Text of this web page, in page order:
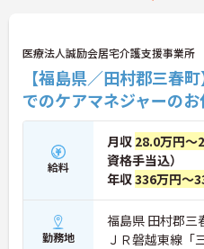
医療法人誠励会居宅介護支援事業
【福島県／田村郡三春
でのケアマネジャーのお
給料
月収 28.0万円～
資格手当込）
年収336万円～
勤務地
福島県 田村郡三
ＪＲ磐越東線「